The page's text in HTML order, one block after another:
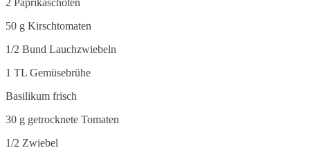
50 g Kirschtomaten
1/2 Bund Lauchzwiebeln
1 TL Gemüsebrühe
Basilikum frisch
30 g getrocknete Tomaten
1/2 Zwiebel